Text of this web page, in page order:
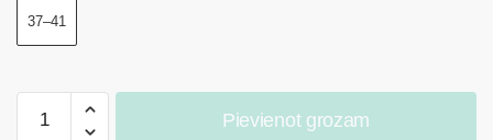
37–41
strīpainas
Pievienot grozam